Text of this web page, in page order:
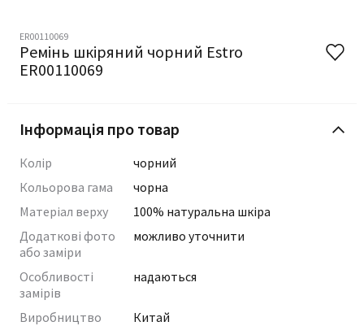
ER00110069
Ремінь шкіряний чорний Estro
ER00110069
Інформація про товар
Колір
чорний
Кольорова гама
чорна
Матеріал верху
100% натуральна шкіра
Додаткові фото
або заміри
можливо уточнити
Особливості
замірів
надаються
Виробництво
Китай